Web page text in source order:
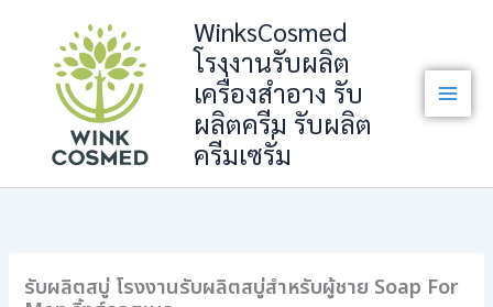
content
WinksCosmed
โรงงานรับผลิต
เครื่องสำอาง รับ
ผลิตครีม รับผลิต
ครีมเซรั่ม
รับผลิตสบู่ โรงงานรับผลิตสบู่สำหรับผู้ชาย Soap For